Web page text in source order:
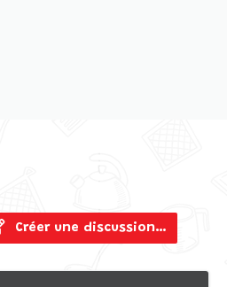
Créer une discussion…